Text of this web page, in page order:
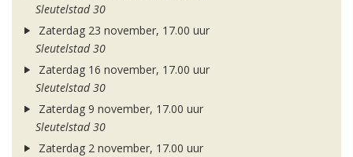
Sleutelstad 30
Zaterdag 23 november, 17.00 uur
Sleutelstad 30
Zaterdag 16 november, 17.00 uur
Sleutelstad 30
Zaterdag 9 november, 17.00 uur
Sleutelstad 30
Zaterdag 2 november, 17.00 uur